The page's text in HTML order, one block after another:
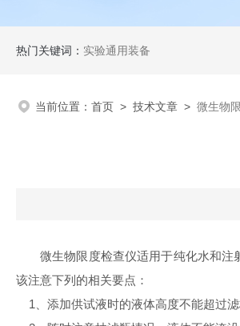
热门关键词： 实验通用装备
当前位置： 首页 > 技术文章 > 微生物
微生物限度检查仪适用于纯化水和
该注意下列的相关要点：
1、添加供试液时的液体高度不能超过滤